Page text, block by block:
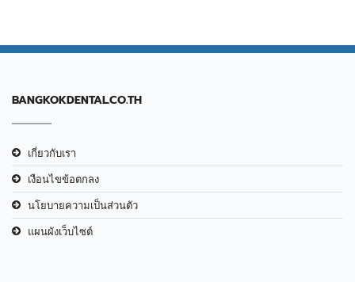
BANGKOKDENTAL.CO.TH
เกี่ยวกับเรา
เงือนไขข้อตกลง
นโยบายความเป็นส่วนตัว
แผนผังเว็บไซต์